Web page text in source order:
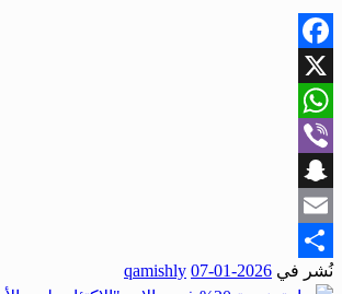
Facebook
X
WhatsApp
Viber
Snapchat
Email
Share
نُشر في 2026-01-07
qamishly